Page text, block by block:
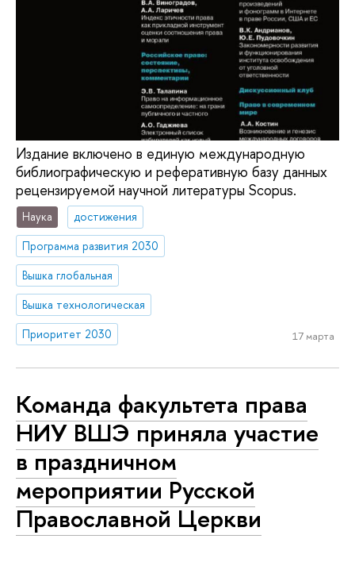
Издание включено в единую международную
библиографическую и реферативную базу данных
рецензируемой научной литературы Scopus.
Наука
достижения
Программа развития 2030
Вышка глобальная
Вышка технологическая
Приоритет 2030
17 марта
Команда факультета права
НИУ ВШЭ приняла участие
в праздничном
мероприятии Русской
Православной Церкви